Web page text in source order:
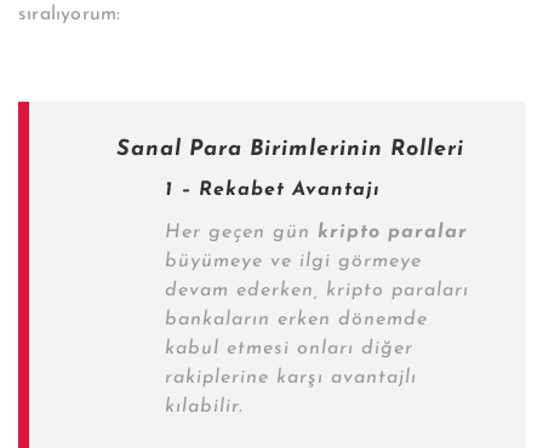
sıralıyorum:
Sanal Para Birimlerinin Rolleri
1 – Rekabet Avantajı
Her geçen gün kripto paralar
büyümeye ve ilgi görmeye
devam ederken, kripto paraları
bankaların erken dönemde
kabul etmesi onları diğer
rakiplerine karşı avantajlı
kılabilir.